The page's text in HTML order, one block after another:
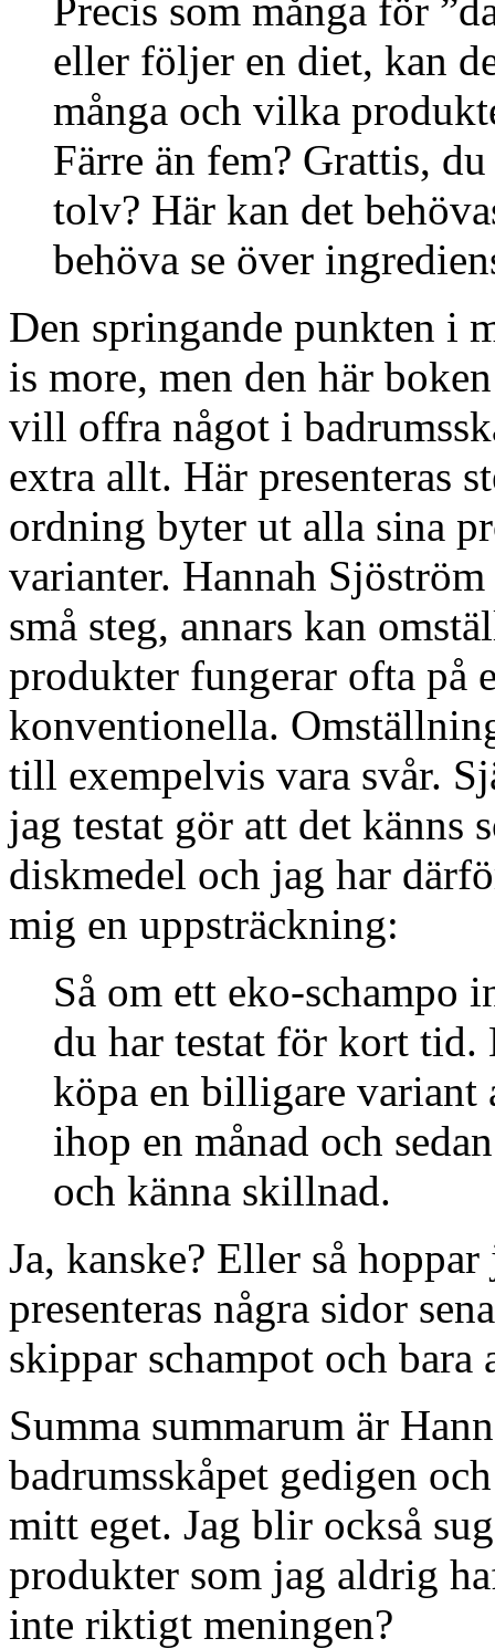
Precis som många för
eller följer en diet, kan
många och vilka
Färre än fem? Grattis,
tolv? Här kan det
behöva se över
Den springande punkten i
is more, men den här
vill offra något i
extra allt. Här presenteras
ordning byter ut alla sina
varianter. Hannah
små steg, annars kan
produkter fungerar ofta på
konventionella.
till exempelvis vara svår.
jag testat gör att det känns
diskmedel och jag har
mig en uppsträckning:
Så om ett eko-schampo
du har testat för kort
köpa en billigare variant
ihop en månad och
och känna skillnad.
Ja, kanske? Eller så
presenteras några sidor
skippar schampot och bara
Summa summarum är
badrumsskåpet gedigen
mitt eget. Jag blir också
produkter som jag aldrig
inte riktigt meningen?